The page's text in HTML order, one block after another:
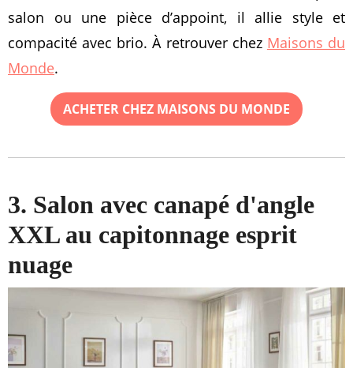
salon ou une pièce d’appoint, il allie style et
compacité avec brio. À retrouver chez Maisons du
Monde.
ACHETER CHEZ MAISONS DU MONDE
3. Salon avec canapé d'angle
XXL au capitonnage esprit
nuage